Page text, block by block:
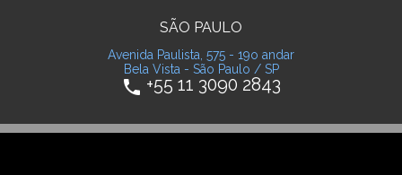
SÃO PAULO
Avenida Paulista, 575 - 19o andar
Bela Vista - São Paulo / SP
phone +55 11 3090 2843